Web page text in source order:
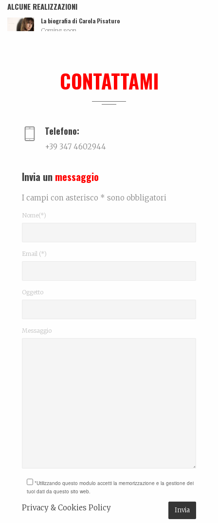
ALCUNE REALIZZAZIONI
La biografia di Carola Pisaturo
Coming soon…...
La biografia di Massimo Pazzaglini Sicuri di sa...
CONTATTAMI
Telefono:
+39 347 4602944
Invia un messaggio
I campi con asterisco * sono obbligatori
Nome(*)
Email (*)
Oggetto
Messaggio
*Utilizzando questo modulo accetti la memorizzazione e la gestione dei
tuoi dati da questo sito web.
Privacy & Cookies Policy